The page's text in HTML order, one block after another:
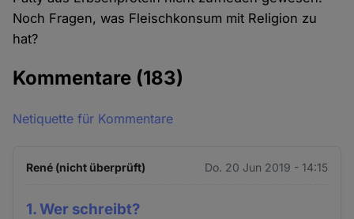
Noch Fragen, was Fleischkonsum mit Religion zu
hat?
Kommentare (183)
Netiquette für Kommentare
René (nicht überprüft) Do. 20 Jun 2019 - 14:15
1. Wer schreibt?